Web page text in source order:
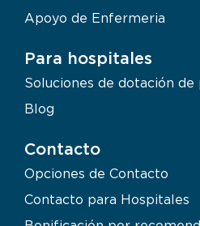
Apoyo de Enfermeria
Para hospitales
Soluciones de dotación de
Blog
Contacto
Opciones de Contacto
Contacto para Hospitales